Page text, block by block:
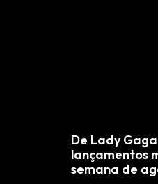
De Lady
lançamentos
semana de